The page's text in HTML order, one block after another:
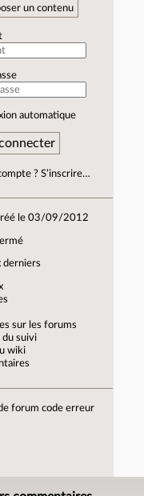
un contenu
automatique
? S’inscrire…
le 03/09/2012
derniers
sur les forums
du suivi
wiki
forum code erreur